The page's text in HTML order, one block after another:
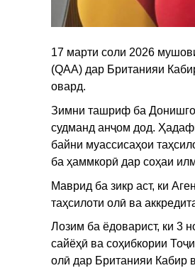
17 марти соли 2026
(QAA) дар Британияи
овард.
Зимни ташриф ба
судманд анҷом дод.
байни муассисаҳои
ба ҳаммкорӣ дар соҳаи
Маврид ба зикр аст, ки
таҳсилоти олӣ ва
Лозим ба ёдоварист, ки 3
сайёҳӣ ва соҳибкории
олӣ дар Британияи Кабир